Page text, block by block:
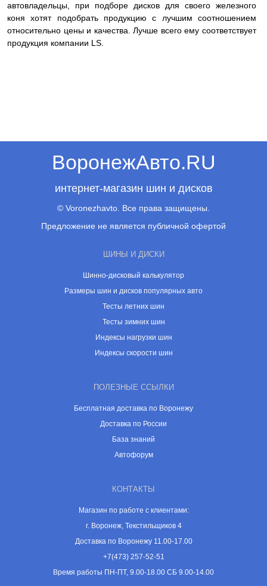
автовладельцы, при подборе дисков для своего железного
коня хотят подобрать продукцию с лучшим соотношением
относительно цены и качества. Лучше всего ему соответствует
продукция компании LS.
ВоронежАвто.RU
интернет-магазин шин и дисков
© Voronezhavto. Все права защищены.
Предложение не является публичной офертой
ШИНЫ И ДИСКИ
Шинно-дисковый калькулятор
Размеры шин и дисков популярных авто
Тесты летних шин
Тесты зимних шин
Индексы нагрузки шин
Индексы скорости шин
ПОЛЕЗНЫЕ ССЫЛКИ
Бесплатная доставка по Воронежу
Доставка по России
База знаний
Автофорум
КОНТАКТЫ
Магазин по работе с клиентами:
г. Воронеж, Текстильщиков 4
Доставка по Воронежу 11.00-17.00
+7(473) 257-52-51
Время работы ПН-ПТ, 9.00-18.00 СБ 9.00-14.00